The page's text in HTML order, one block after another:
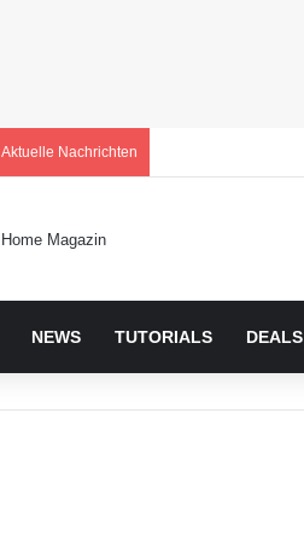
Aktuelle Nachrichten
NEWS TUTORIALS DEALS